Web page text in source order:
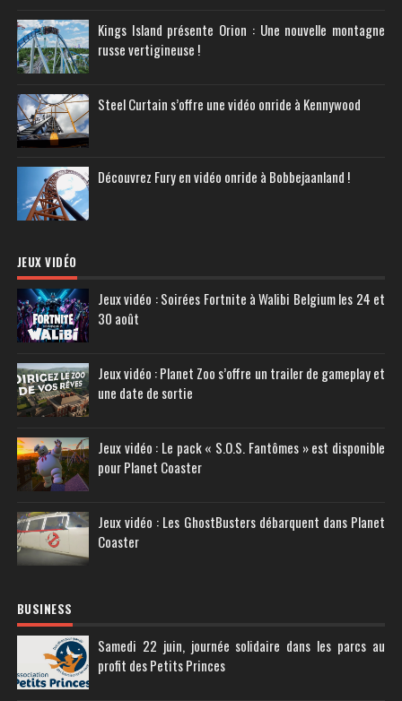
Kings Island présente Orion : Une nouvelle montagne
russe vertigineuse !
Steel Curtain s’offre une vidéo onride à Kennywood
Découvrez Fury en vidéo onride à Bobbejaanland !
JEUX VIDÉO
Jeux vidéo : Soirées Fortnite à Walibi Belgium les 24 et
30 août
Jeux vidéo : Planet Zoo s’offre un trailer de gameplay et
une date de sortie
Jeux vidéo : Le pack « S.O.S. Fantômes » est disponible
pour Planet Coaster
Jeux vidéo : Les GhostBusters débarquent dans Planet
Coaster
BUSINESS
Samedi 22 juin, journée solidaire dans les parcs au
profit des Petits Princes